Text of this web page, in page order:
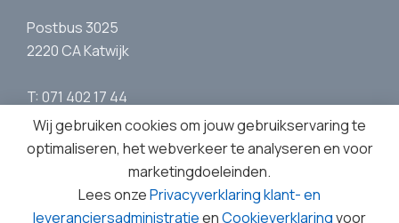
Postbus 3025
2220 CA Katwijk
T: 071 402 17 44
E:info@haasnootbruggen.nl
Wij gebruiken cookies om jouw gebruikservaring te
optimaliseren, het webverkeer te analyseren en voor
marketingdoeleinden.
Lees onzePrivacyverklaring klant- en
leveranciersadministratieenCookieverklaringvoor